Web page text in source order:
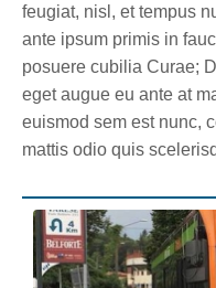
feugiat, nisl, et tempus
ante ipsum primis in
posuere cubilia Curae;
eget augue eu ante at
euismod sem est nunc,
mattis odio quis